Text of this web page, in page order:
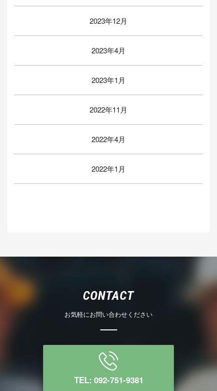
2023年12月
2023年4月
2023年1月
2022年11月
2022年4月
2022年1月
CONTACT
お気軽にお問い合わせください
TEL: 092-751-9381